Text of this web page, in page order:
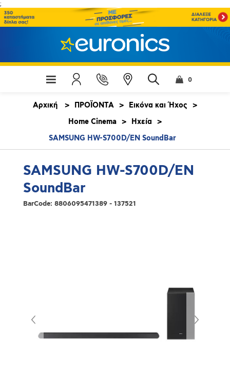
;
0
Αρχική > ΠΡΟΪΟΝΤΑ > Εικόνα και Ήχος
>
Home Cinema > Ηχεία
>
SAMSUNG HW-S700D/EN SoundBar
SAMSUNG HW-S700D/EN
SoundBar
BarCode: 8806095471389 - 137521